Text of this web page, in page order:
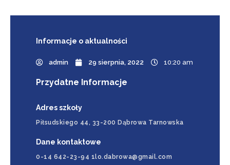
Informacje o aktualności
admin 29 sierpnia, 2022 10:20 am
Przydatne Informacje
Adres szkoły
Piłsudskiego 44, 33-200 Dąbrowa Tarnowska
Dane kontaktowe
0-14 642-23-94 1lo.dabrowa@gmail.com